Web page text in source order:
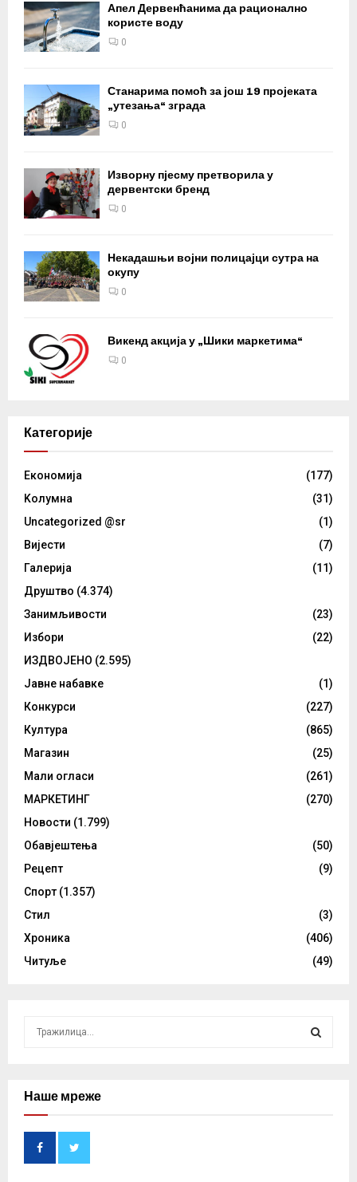
Апел Дервенћанима да рационално
користе воду
0
Станарима помоћ за још 19 пројеката
„утезања“ зграда
0
Изворну пјесму претворила у
дервентски бренд
0
Некадашњи војни полицајци сутра на
окупу
0
Викенд акција у „Шики маркетима“
0
Категорије
Eкономија
(177)
Kолумнa
(31)
Uncategorized @sr
(1)
Вијести
(7)
Галерија
(11)
Друштво (4.374)
Занимљивости
(23)
Избори
(22)
ИЗДВОЈЕНО (2.595)
Јавне набавке
(1)
Конкурси
(227)
Култура
(865)
Магазин
(25)
Мали огласи
(261)
МАРКЕТИНГ
(270)
Новости (1.799)
Обавјештења
(50)
Рецепт
(9)
Спорт (1.357)
Стил
(3)
Хроника
(406)
Читуље
(49)
cНаше мреже